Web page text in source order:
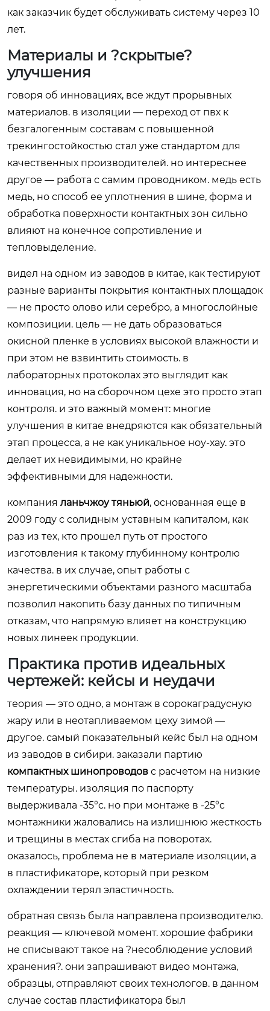
как заказчик будет обслуживать систему через 10
лет.
Материалы и ?скрытые?
улучшения
говоря об инновациях, все ждут прорывных
материалов. в изоляции — переход от пвх к
безгалогенным составам с повышенной
трекингостойкостью стал уже стандартом для
качественных производителей. но интереснее
другое — работа с самим проводником. медь есть
медь, но способ ее уплотнения в шине, форма и
обработка поверхности контактных зон сильно
влияют на конечное сопротивление и
тепловыделение.
видел на одном из заводов в китае, как тестируют
разные варианты покрытия контактных площадок
— не просто олово или серебро, а многослойные
композиции. цель — не дать образоваться
окисной пленке в условиях высокой влажности и
при этом не взвинтить стоимость. в
лабораторных протоколах это выглядит как
инновация, но на сборочном цехе это просто этап
контроля. и это важный момент: многие
улучшения в китае внедряются как обязательный
этап процесса, а не как уникальное ноу-хау. это
делает их невидимыми, но крайне
эффективными для надежности.
компания ланьчжоу тяньюй, основанная еще в
2009 году с солидным уставным капиталом, как
раз из тех, кто прошел путь от простого
изготовления к такому глубинному контролю
качества. в их случае, опыт работы с
энергетическими объектами разного масштаба
позволил накопить базу данных по типичным
отказам, что напрямую влияет на конструкцию
новых линеек продукции.
Практика против идеальных
чертежей: кейсы и неудачи
теория — это одно, а монтаж в сорокаградусную
жару или в неотапливаемом цеху зимой —
другое. самый показательный кейс был на одном
из заводов в сибири. заказали партию
компактных шинопроводов с расчетом на низкие
температуры. изоляция по паспорту
выдерживала -35°c. но при монтаже в -25°c
монтажники жаловались на излишнюю жесткость
и трещины в местах сгиба на поворотах.
оказалось, проблема не в материале изоляции, а
в пластификаторе, который при резком
охлаждении терял эластичность.
обратная связь была направлена производителю.
реакция — ключевой момент. хорошие фабрики
не списывают такое на ?несоблюдение условий
хранения?. они запрашивают видео монтажа,
образцы, отправляют своих технологов. в данном
случае состав пластификатора был